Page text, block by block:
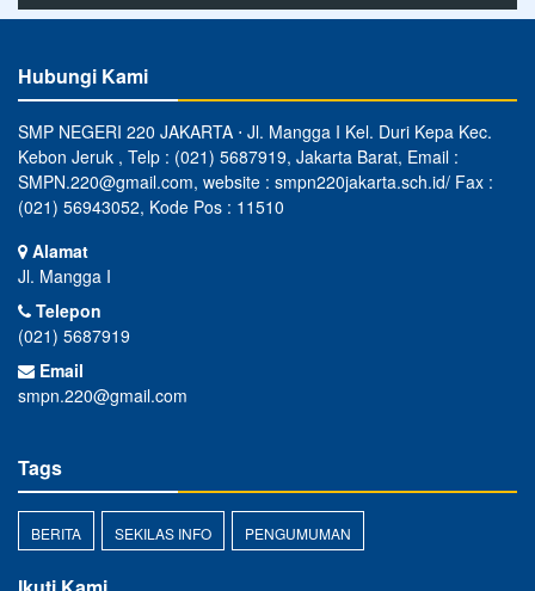
Hubungi Kami
SMP NEGERI 220 JAKARTA ⋅ Jl. Mangga I Kel. Duri Kepa Kec.
Kebon Jeruk , Telp : (021) 5687919, Jakarta Barat, Email :
SMPN.220@gmail.com, website : smpn220jakarta.sch.id/ Fax :
(021) 56943052, Kode Pos : 11510
Alamat
Jl. Mangga I
Telepon
(021) 5687919
Email
smpn.220@gmail.com
Tags
BERITA SEKILAS INFO PENGUMUMAN